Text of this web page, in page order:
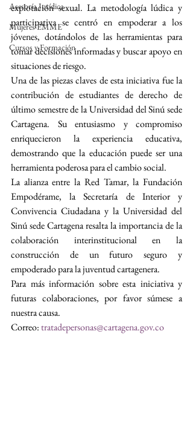
Asesoría Jurídica
Mujeres EMME
Cursos y Formación
explotación sexual. La metodología lúdica y
participativa se centró en empoderar a los
jóvenes, dotándolos de las herramientas para
tomar decisiones informadas y buscar apoyo en
situaciones de riesgo.
Una de las piezas claves de esta iniciativa fue la
contribución de estudiantes de derecho de
último semestre de la Universidad del Sinú sede
Cartagena. Su entusiasmo y compromiso
enriquecieron la experiencia educativa,
demostrando que la educación puede ser una
herramienta poderosa para el cambio social.
La alianza entre la Red Tamar, la Fundación
Empodérame, la Secretaría de Interior y
Convivencia Ciudadana y la Universidad del
Sinú sede Cartagena resalta la importancia de la
colaboración interinstitucional en la
construcción de un futuro seguro y
empoderado para la juventud cartagenera.
Para más información sobre esta iniciativa y
futuras colaboraciones, por favor súmese a
nuestra causa.
Correo: tratadepersonas@cartagena.gov.co